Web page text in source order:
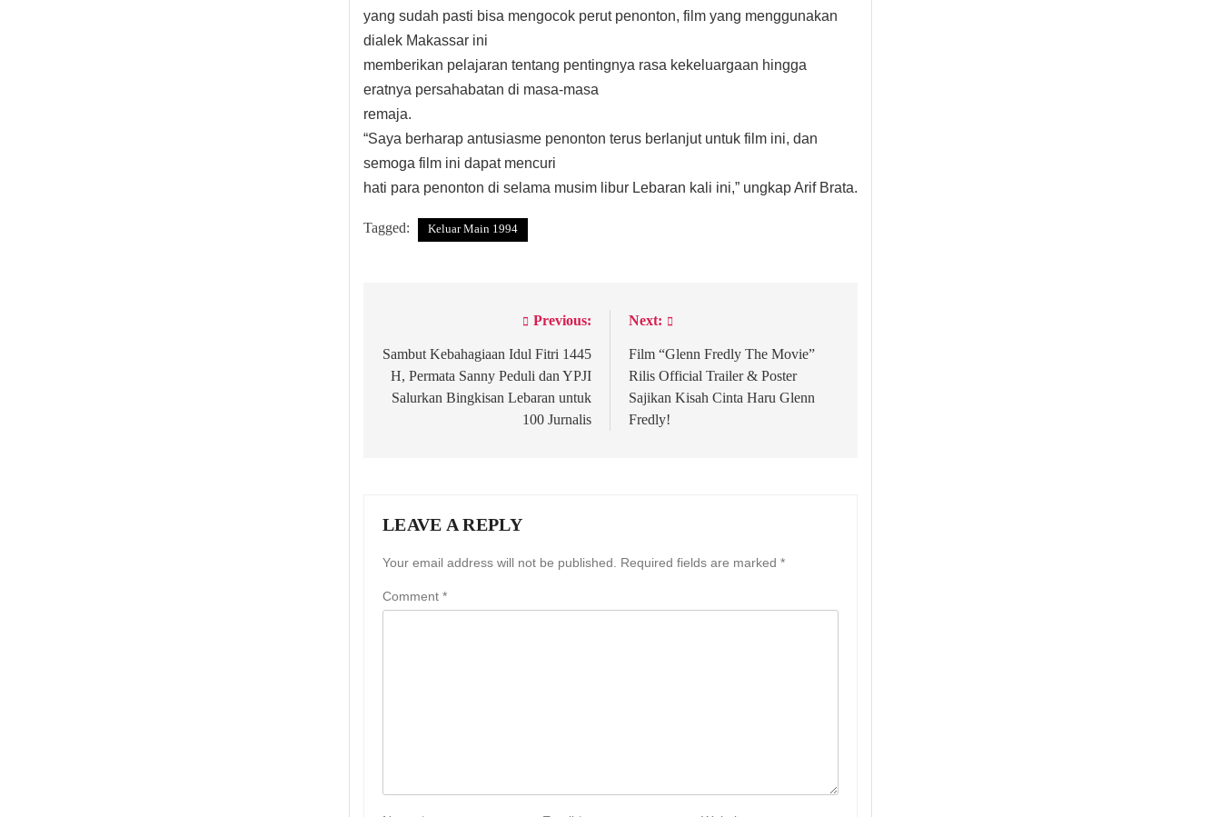
yang sudah pasti bisa mengocok perut penonton, film yang menggunakan
dialek Makassar ini
memberikan pelajaran tentang pentingnya rasa kekeluargaan hingga
eratnya persahabatan di masa-masa
remaja.
“Saya berharap antusiasme penonton terus berlanjut untuk film ini, dan
semoga film ini dapat mencuri
hati para penonton di selama musim libur Lebaran kali ini,” ungkap Arif Brata.
Tagged: Keluar Main 1994
navigation
Previous:
Sambut Kebahagiaan Idul Fitri 1445
H, Permata Sanny Peduli dan YPJI
Salurkan Bingkisan Lebaran untuk
100 Jurnalis
Next:
Film “Glenn Fredly The Movie”
Rilis Official Trailer & Poster
Sajikan Kisah Cinta Haru Glenn
Fredly!
LEAVE A REPLY
Your email address will not be published. Required fields are marked *
Comment *